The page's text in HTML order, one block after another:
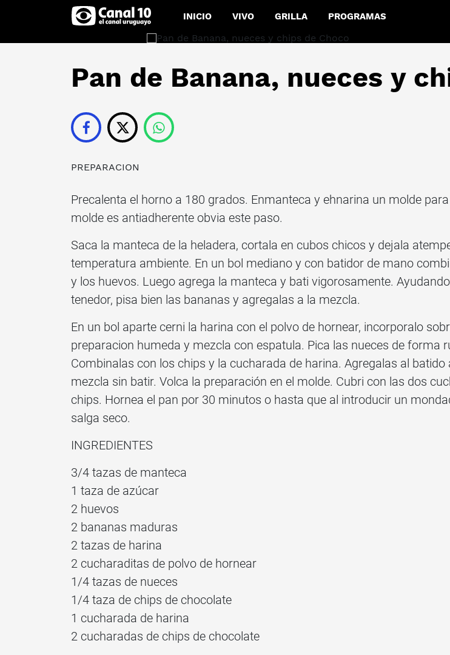
INICIO VIVO GRILLA PROGRAMAS
Pan de Banana, nueces y
PREPARACION
Precalenta el horno a 180 grados. Enmanteca y ehnarina un molde
molde es antiadherente obvia este paso.
Saca la manteca de la heladera, cortala en cubos chicos y dejala
temperatura ambiente. En un bol mediano y con batidor de mano
y los huevos. Luego agrega la manteca y bati vigorosamente.
tenedor, pisa bien las bananas y agregalas a la mezcla.
En un bol aparte cerni la harina con el polvo de hornear, incorporalo
preparacion humeda y mezcla con espatula. Pica las nueces de forma
Combinalas con los chips y la cucharada de harina. Agregalas al batido
mezcla sin batir. Volca la preparación en el molde. Cubri con las dos
chips. Hornea el pan por 30 minutos o hasta que al introducir un
salga seco.
INGREDIENTES
3/4 tazas de manteca
1 taza de azúcar
2 huevos
2 bananas maduras
2 tazas de harina
2 cucharaditas de polvo de hornear
1/4 tazas de nueces
1/4 taza de chips de chocolate
1 cucharada de harina
2 cucharadas de chips de chocolate